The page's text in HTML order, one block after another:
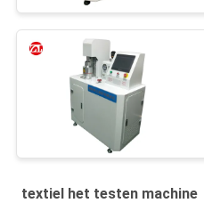
textiel het testen machine